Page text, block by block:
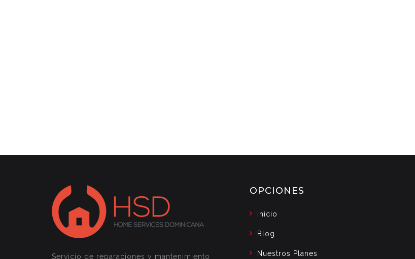
Servicio de reparaciones y mantenimiento
OPCIONES
Inicio
Blog
Nuestros Planes